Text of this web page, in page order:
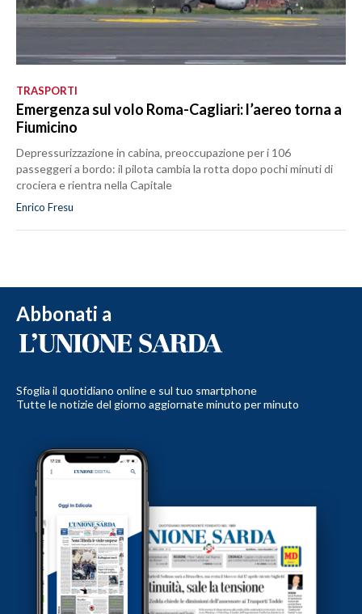
TRASPORTI
Emergenza sul volo Roma-Cagliari: l’aereo torna a
Fiumicino
Depressurizzazione in cabina, preoccupazione per i 106
passeggeri a bordo: il pilota cambia la rotta dopo pochi minuti di
crociera e rientra nella Capitale
Enrico Fresu
Abbonati a
Sfoglia il quotidiano online e sul tuo smartphone
Tutte le notizie del giorno aggiornate minuto per minuto